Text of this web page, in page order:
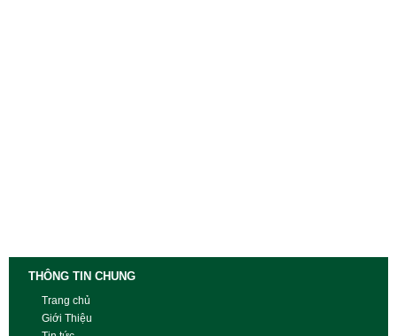
THÔNG TIN CHUNG
Trang chủ
Giới Thiệu